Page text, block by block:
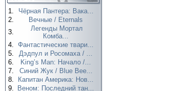
1.
Чёрная Пантера: Вака...
2.
Вечные / Eternals
3.
Легенды Мортал
Комба...
4. Фантастические твари...
5.
Дэдпул и Росомаха / ...
6.
King’s Man: Начало /...
7.
Синий Жук / Blue Bee...
8.
Капитан Америка: Нов...
9.
Веном: Последний тан...